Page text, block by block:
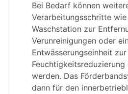
Bei Bedarf können
Verarbeitungsschritte wie
Waschstation zur
Verunreinigungen oder
Entwässerungseinheit
werden. Das
dann für den